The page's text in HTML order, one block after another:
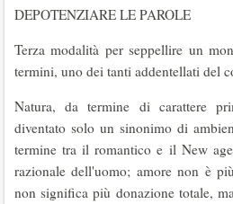
DEPOTENZIARE LE PAROLE
Terza modalità per seppellire un
termini, uno dei tanti addentellati del
Natura, da termine di carattere
diventato solo un sinonimo di
termine tra il romantico e il New
razionale dell'uomo; amore non è
non significa più donazione totale,